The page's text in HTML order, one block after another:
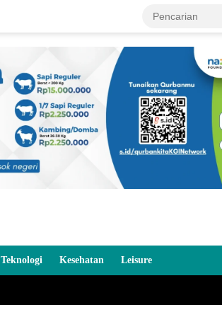
Teknologi Kesehatan Leisure